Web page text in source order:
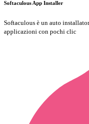
Softaculous App Installer
Softaculous è un auto
applicazioni con pochi clic